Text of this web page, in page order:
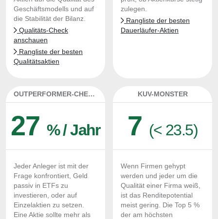
Geschäftsmodells und auf
die Stabilität der Bilanz.
Qualitäts-Check
anschauen
Rangliste der besten
Qualitätsaktien
zulegen.
Rangliste der besten
Dauerläufer-Aktien
OUTPERFORMER-CHECK
27 % / Jahr
Jeder Anleger ist mit der
Frage konfrontiert, Geld
passiv in ETFs zu
investieren, oder auf
Einzelaktien zu setzen.
Eine Aktie sollte mehr als
KUV-MONSTER
7 (< 23.5)
Wenn Firmen gehypt
werden und jeder um die
Qualität einer Firma weiß,
ist das Renditepotential
meist gering. Die Top 5 %
der am höchsten